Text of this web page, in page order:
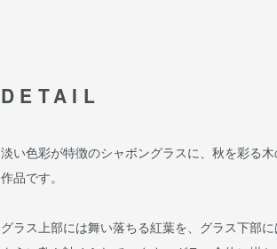
DETAIL
淡い色彩が特徴のシャボングラスに、秋を彩る
作品です。
グラス上部には舞い落ちる紅葉を、グラス下部